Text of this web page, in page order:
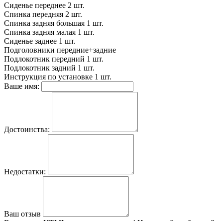
Сиденье переднее 2 шт.
Спинка передняя 2 шт.
Спинка задняя большая 1 шт.
Спинка задняя малая 1 шт.
Сиденье заднее 1 шт.
Подголовники передние+задние
Подлокотник передний 1 шт.
Подлокотник задний 1 шт.
Инструкция по установке 1 шт.
Ваше имя:
Достоинства:
Недостатки:
Ваш отзыв